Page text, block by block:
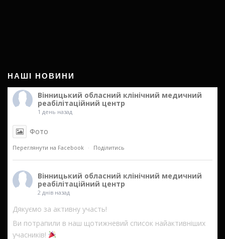
НАШІ НОВИНИ
Вінницький обласний клінічний медичний
реабілітаційний центр
1 день назад
Фото
Переглянути на Facebook · Поділитись
Вінницький обласний клінічний медичний
реабілітаційний центр
2 днів назад
Дякуємо за активну участь!
Ви потрапили в наш щотижневий список найактивніших
учасників!